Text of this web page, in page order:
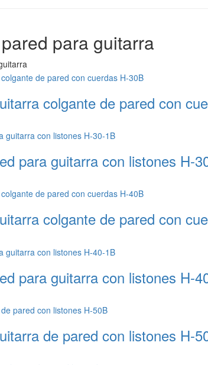
para guitarra
colgante de pared con
para guitarra con listones H-
colgante de pared con
para guitarra con listones H-
de pared con listones H-